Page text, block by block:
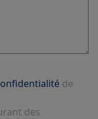
de
des